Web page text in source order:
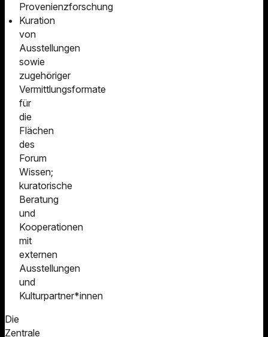
Provenienzforschung
Kuration
von
Ausstellungen
sowie
zugehöriger
Vermittlungsformate
für
die
Flächen
des
Forum
Wissen;
kuratorische
Beratung
und
Kooperationen
mit
externen
Ausstellungen
und
Kulturpartner*innen
Die
Zentrale